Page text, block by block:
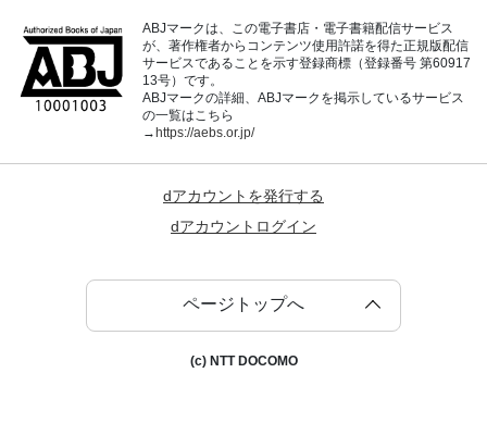
ABJマークは、この電子書店・電子書籍配信サービス
が、著作権者からコンテンツ使用許諾を得た正規版配信
サービスであることを示す登録商標（登録番号 第60917
13号）です。
ABJマークの詳細、ABJマークを掲示しているサービス
の一覧はこちら
→https://aebs.or.jp/
dアカウントを発行する
dアカウントログイン
ページトップへ
(c) NTT DOCOMO